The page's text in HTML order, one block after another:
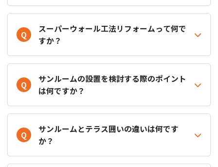
Q
スーパーウォール工法リフォームって何で
すか？
Q
サンルームの設置を検討する際のポイント
は何ですか？
Q
サンルームとテラス囲いの違いは何です
か？